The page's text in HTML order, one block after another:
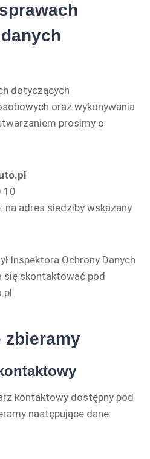
dotyczących
oraz wykonywania
prosimy o
10
na adres siedziby wskazany
Inspektora Ochrony Danych
się skontaktować pod
zbieramy
kontaktowy dostępny pod
następujące dane: